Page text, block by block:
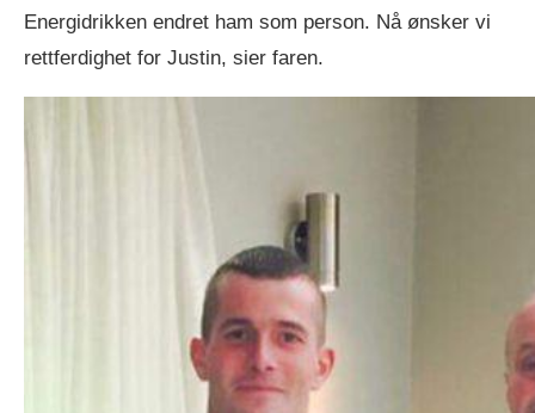
Energidrikken endret ham som person. Nå ønsker vi
rettferdighet for Justin, sier faren.